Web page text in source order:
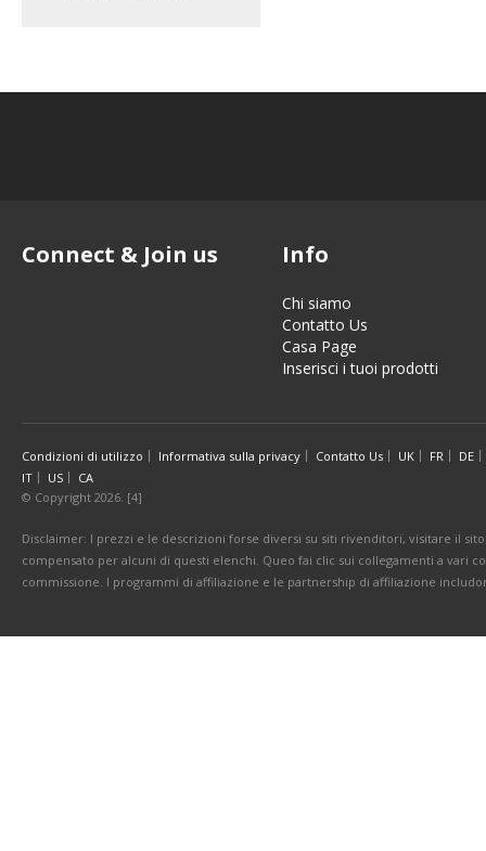
Connect & Join us Info
Chi siamo
Contatto Us
Casa Page
Inserisci i tuoi prodotti
Condizioni di utilizzo Informativa sulla privacy Contatto Us UK FR
DE
IT
US
CA
© Copyright 2026. [4]
Disclaimer: I prezzi e le descrizioni forse diversi su siti rivenditori, visitare il
compensato per alcuni di questi elenchi. Queo fai clic sui collegamenti a vari
commissione. I programmi di affiliazione e le partnership di affiliazione